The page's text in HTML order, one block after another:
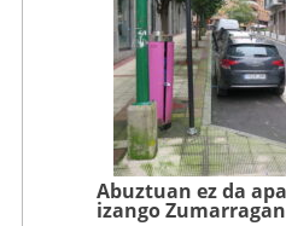
Abuztuan ez da
izango Zumarragan